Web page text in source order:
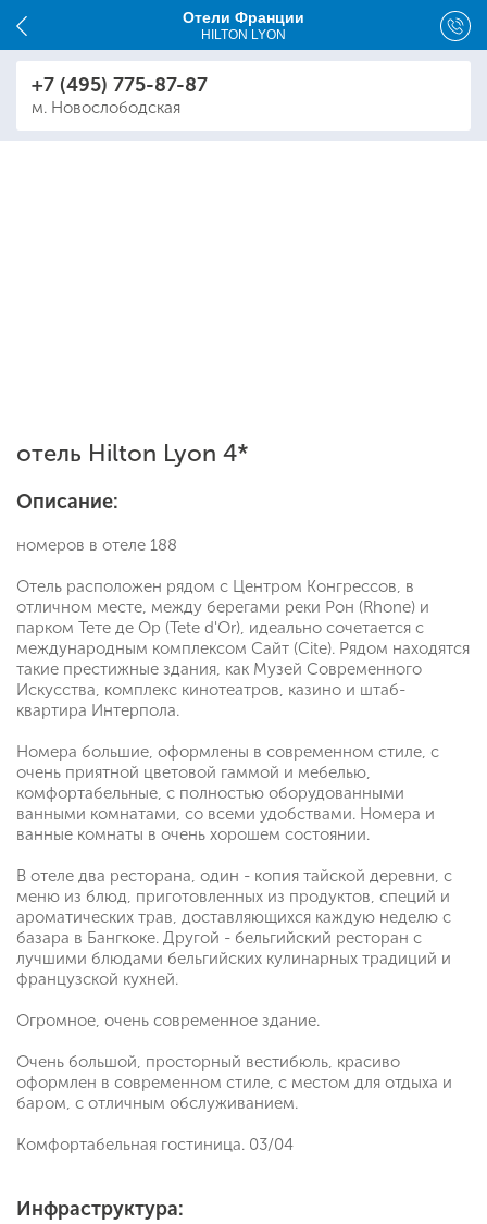
Отели Франции
HILTON LYON
+7 (495) 775-87-87
м. Новослободская
отель Hilton Lyon 4*
Описание:
номеров в отеле 188
Отель расположен рядом с Центром Конгрессов, в
отличном месте, между берегами реки Рон (Rhone) и
парком Тете де Ор (Tete d'Or), идеально сочетается с
международным комплексом Сайт (Cite). Рядом находятся
такие престижные здания, как Музей Современного
Искусства, комплекс кинотеатров, казино и штаб-
квартира Интерпола.
Номера большие, оформлены в современном стиле, с
очень приятной цветовой гаммой и мебелью,
комфортабельные, с полностью оборудованными
ванными комнатами, со всеми удобствами. Номера и
ванные комнаты в очень хорошем состоянии.
В отеле два ресторана, один - копия тайской деревни, с
меню из блюд, приготовленных из продуктов, специй и
ароматических трав, доставляющихся каждую неделю с
базара в Бангкоке. Другой - бельгийский ресторан с
лучшими блюдами бельгийских кулинарных традиций и
французской кухней.
Огромное, очень современное здание.
Очень большой, просторный вестибюль, красиво
оформлен в современном стиле, с местом для отдыха и
баром, с отличным обслуживанием.
Комфортабельная гостиница. 03/04
Инфраструктура: